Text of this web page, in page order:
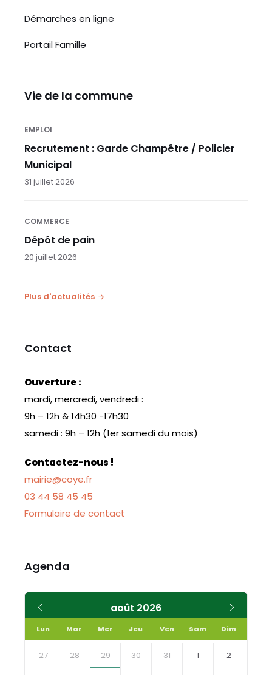
Démarches en ligne
Portail Famille
Vie de la commune
EMPLOI
Recrutement : Garde Champêtre / Policier
Municipal
31 juillet 2026
COMMERCE
Dépôt de pain
20 juillet 2026
Plus d'actualités
Contact
Ouverture :
mardi, mercredi, vendredi :
9h – 12h & 14h30 -17h30
samedi : 9h – 12h (1er samedi du mois)
Contactez-nous !
mairie@coye.fr
03 44 58 45 45
Formulaire de contact
Agenda
août 2026
précédent
Lun Mar Mer Jeu Ven Sam Dim
Skip
calendar
27 28 29 30 31 1 2